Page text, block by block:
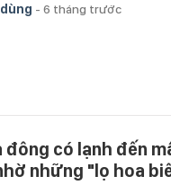
- 6 tháng trước
đông có lạnh đến
những "lọ hoa